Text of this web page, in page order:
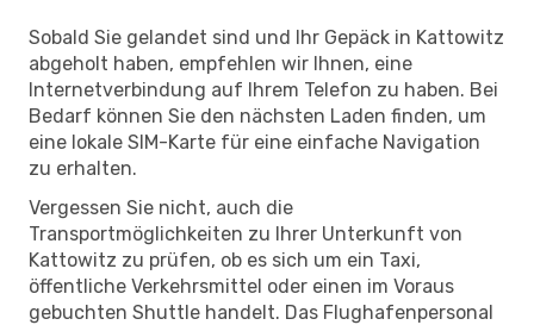
Sobald Sie gelandet sind und Ihr Gepäck in Kattowitz
abgeholt haben, empfehlen wir Ihnen, eine
Internetverbindung auf Ihrem Telefon zu haben. Bei
Bedarf können Sie den nächsten Laden finden, um
eine lokale SIM-Karte für eine einfache Navigation
zu erhalten.
Vergessen Sie nicht, auch die
Transportmöglichkeiten zu Ihrer Unterkunft von
Kattowitz zu prüfen, ob es sich um ein Taxi,
öffentliche Verkehrsmittel oder einen im Voraus
gebuchten Shuttle handelt. Das Flughafenpersonal